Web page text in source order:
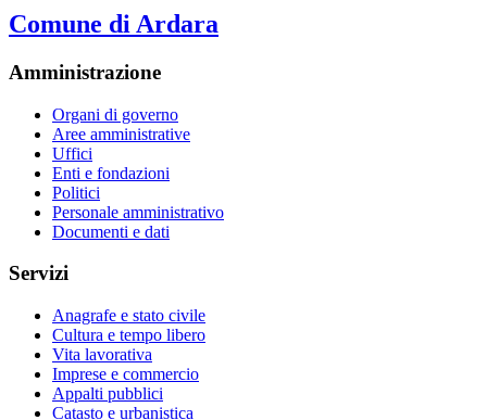
Comune di Ardara
Amministrazione
Organi di governo
Aree amministrative
Uffici
Enti e fondazioni
Politici
Personale amministrativo
Documenti e dati
Servizi
Anagrafe e stato civile
Cultura e tempo libero
Vita lavorativa
Imprese e commercio
Appalti pubblici
Catasto e urbanistica